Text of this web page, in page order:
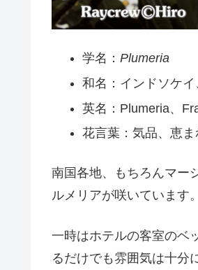
学名： Plumeria
和名：インドソケ
英名：Plumeria、
花言葉：気品、恵
南国各地、もちろんマー
ルメリアが咲いています。
一時はホテルの客室のベ
るだけでも雰囲気は十分